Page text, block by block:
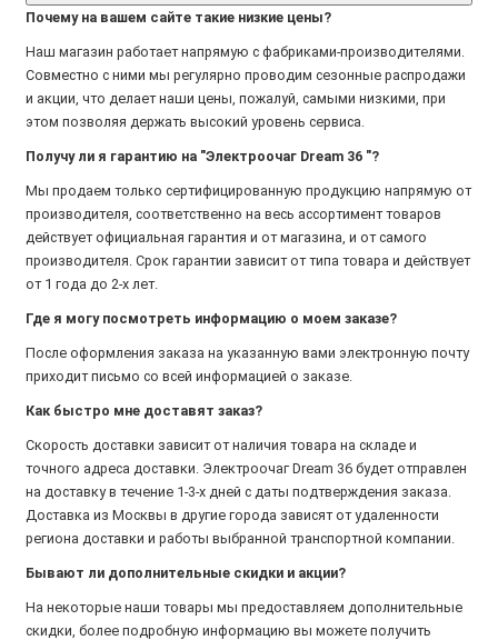
Почему на вашем сайте такие низкие цены?
Наш магазин работает напрямую с фабриками-производителями.
Совместно с ними мы регулярно проводим сезонные распродажи
и акции, что делает наши цены, пожалуй, самыми низкими, при
этом позволяя держать высокий уровень сервиса.
Получу ли я гарантию на "Электроочаг Dream 36 "?
Мы продаем только сертифицированную продукцию напрямую от
производителя, соответственно на весь ассортимент товаров
действует официальная гарантия и от магазина, и от самого
производителя. Срок гарантии зависит от типа товара и действует
от 1 года до 2-х лет.
Где я могу посмотреть информацию о моем заказе?
После оформления заказа на указанную вами электронную почту
приходит письмо со всей информацией о заказе.
Как быстро мне доставят заказ?
Скорость доставки зависит от наличия товара на складе и
точного адреса доставки. Электроочаг Dream 36 будет отправлен
на доставку в течение 1-3-х дней с даты подтверждения заказа.
Доставка из Москвы в другие города зависят от удаленности
региона доставки и работы выбранной транспортной компании.
Бывают ли дополнительные скидки и акции?
На некоторые наши товары мы предоставляем дополнительные
скидки, более подробную информацию вы можете получить